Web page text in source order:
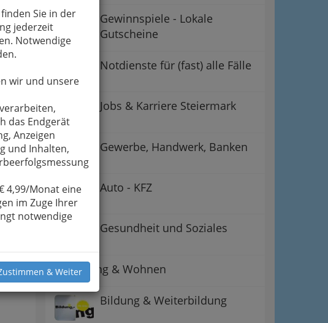
Sie in der
jederzeit
Notwendige
wir und unsere
das Endgerät
Anzeigen
und Inhalten,
4,99/Monat eine
im Zuge Ihrer
notwendige
& Weiter
Gewinnspiele - Lokale
Gutscheine
Notdienste für (fast) alle Fälle
Jobs & Karriere Steiermark
Gewerbe, Handwerk, Banken
Auto - KFZ
Gesundheit und Soziales
Betreuung & Wohnen
Bildung & Weiterbildung